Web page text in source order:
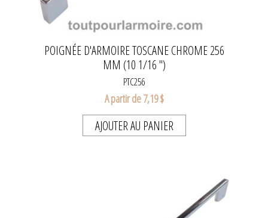
POIGNÉE D'ARMOIRE TOSCANE CHROME 256
MM (10 1/16 ")
PTC256
A partir de 7,19 $
AJOUTER AU PANIER